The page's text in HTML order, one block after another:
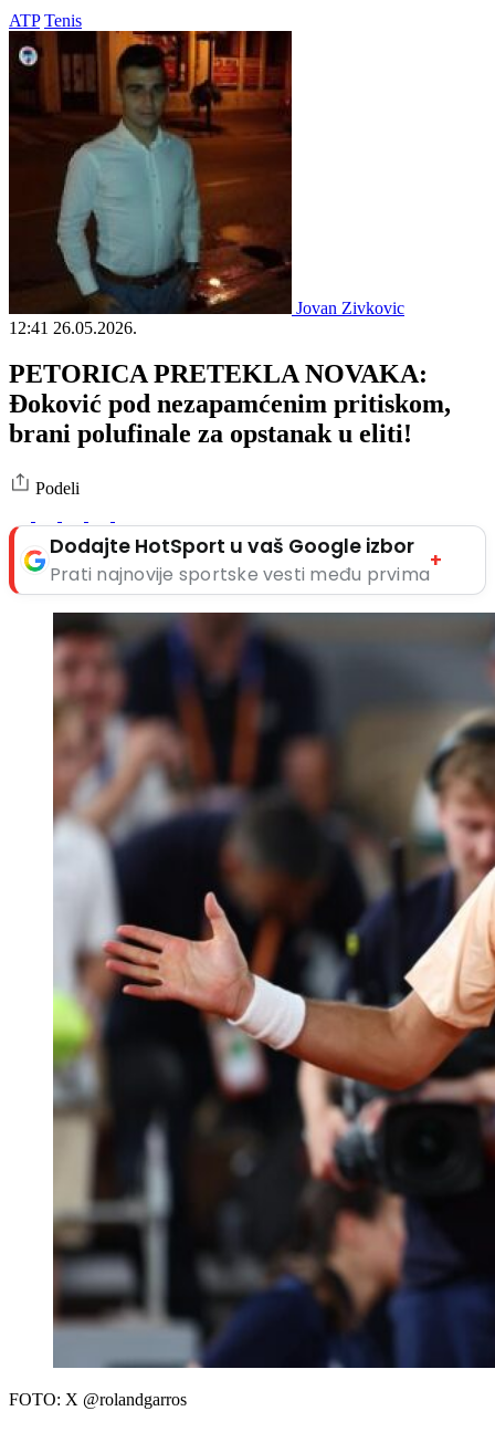
ATP Tenis
Jovan Zivkovic
12:41 26.05.2026.
PETORICA PRETEKLA NOVAKA:
Đoković pod nezapamćenim pritiskom,
brani polufinale za opstanak u eliti!
Podeli
Dodajte HotSport u vaš Google izbor
Prati najnovije sportske vesti među prvima
+
FOTO: X @rolandgarros